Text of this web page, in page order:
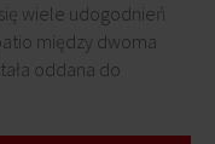
wiele udogodnień
między dwoma
oddana do